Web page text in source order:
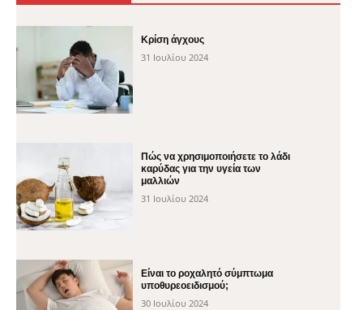
Κρίση άγχους
31 Ιουλίου 2024
Πώς να χρησιμοποιήσετε το λάδι
καρύδας για την υγεία των
μαλλιών
31 Ιουλίου 2024
Είναι το ροχαλητό σύμπτωμα
υποθυρεοειδισμού;
30 Ιουλίου 2024